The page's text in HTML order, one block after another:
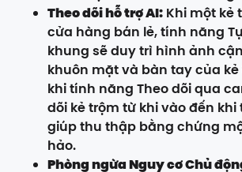
Theo dõi hỗ trợ AI: Khi một kẻ
cửa hàng bán lẻ, tính năng
khung sẽ duy trì hình ảnh
khuôn mặt và bàn tay của
khi tính năng Theo dõi qua
dõi kẻ trộm từ khi vào đến
giúp thu thập bằng chứng
hảo.
Phòng ngừa Nguy cơ Chủ